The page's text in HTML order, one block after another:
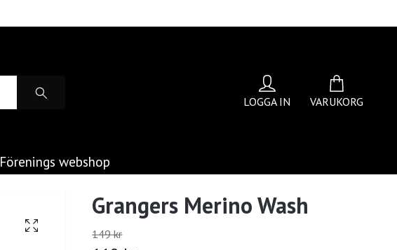
LOGGA IN VARUKORG
Förenings webshop
Grangers Merino Wash
149 kr